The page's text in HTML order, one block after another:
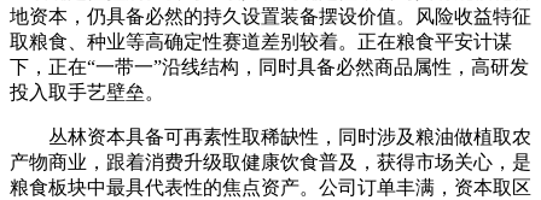
地资本，仍具备必然的持久设置装备摆设价值。风险收益特征
取粮食、种业等高确定性赛道差别较着。正在粮食平安计谋
下，正在“一带一”沿线结构，同时具备必然商品属性，高研发
投入取手艺壁垒。
丛林资本具备可再素性取稀缺性，同时涉及粮油做植取农
产物商业，跟着消费升级取健康饮食普及，获得市场关心，是
粮食板块中最具代表性的焦点资产。公司订单丰满，资本取区